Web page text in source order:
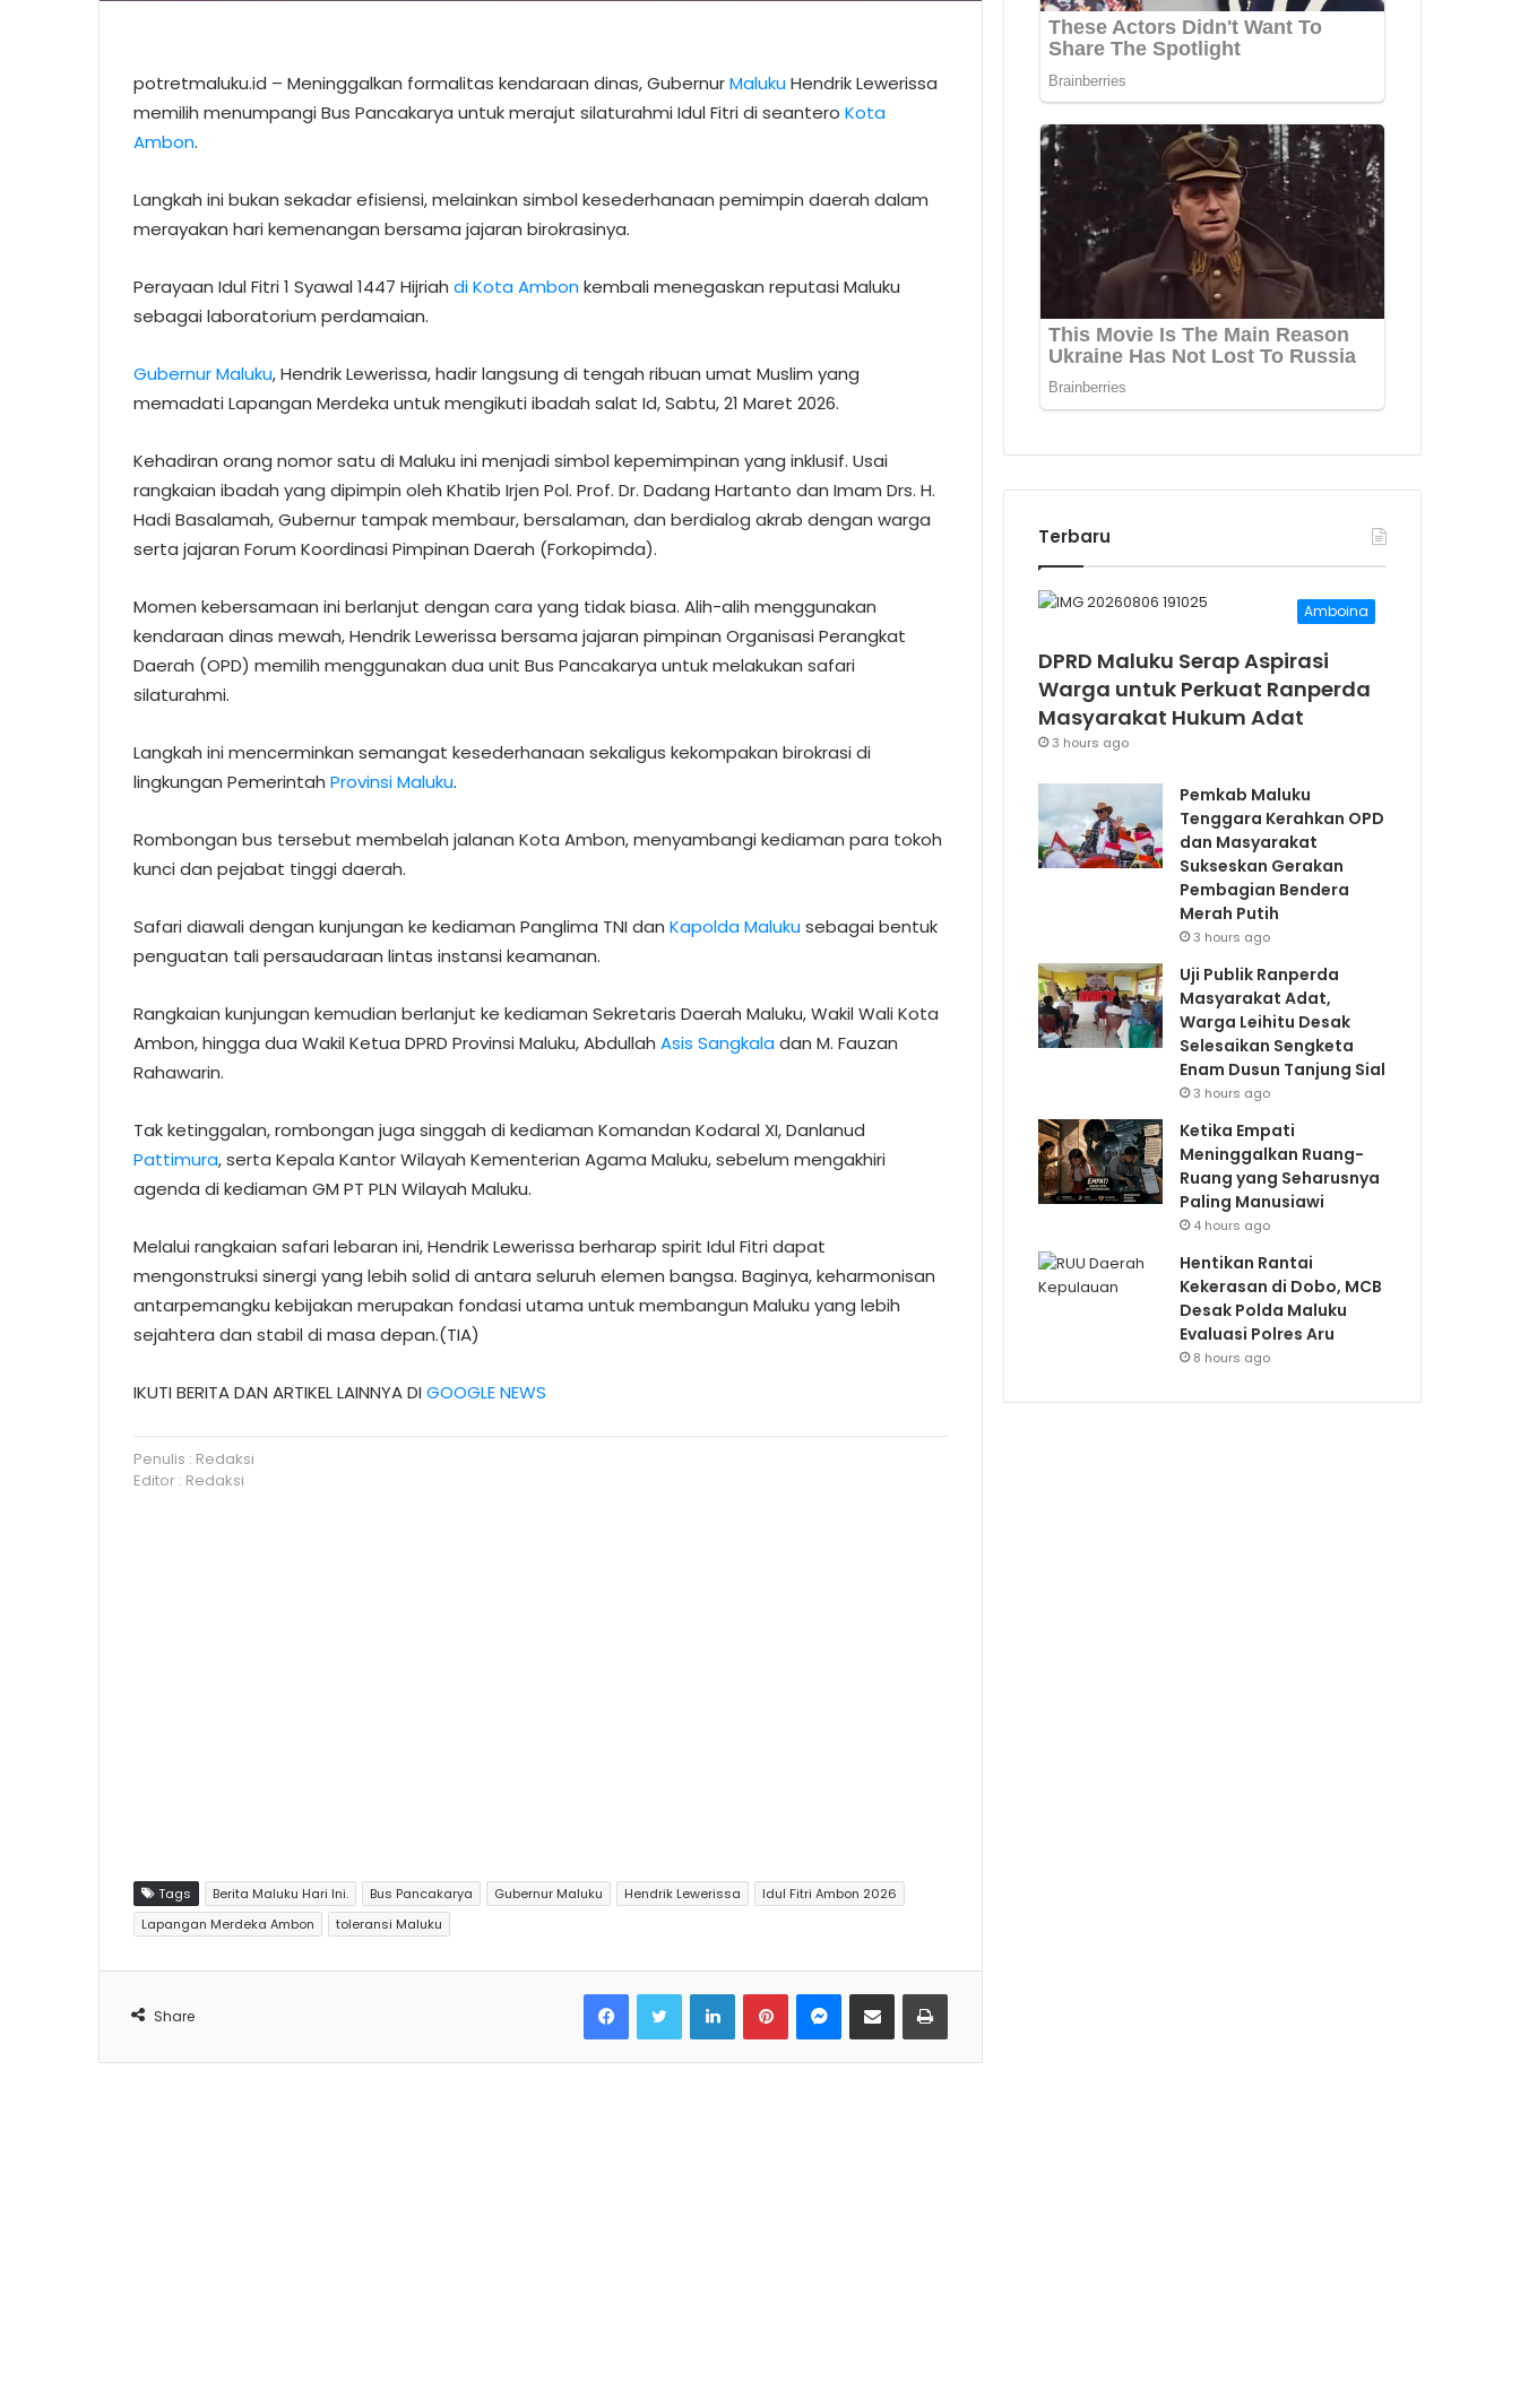
potretmaluku.id – Meninggalkan formalitas kendaraan dinas, GubernurMalukuHendrik Lewerissa
memilih menumpangi Bus Pancakarya untuk merajut silaturahmi Idul Fitri di seantero Kota
Ambon.
Langkah ini bukan sekadar efisiensi, melainkan simbol kesederhanaan pemimpin daerah dalam
merayakan hari kemenangan bersama jajaran birokrasinya.
Perayaan Idul Fitri 1 Syawal 1447 Hijriah di Kota Ambonkembali menegaskan reputasi Maluku
sebagai laboratorium perdamaian.
Gubernur Maluku, Hendrik Lewerissa, hadir langsung di tengah ribuan umat Muslim yang
memadati Lapangan Merdeka untuk mengikuti ibadah salat Id, Sabtu, 21 Maret 2026.
Kehadiran orang nomor satu di Maluku ini menjadi simbol kepemimpinan yang inklusif. Usai
rangkaian ibadah yang dipimpin oleh Khatib Irjen Pol. Prof. Dr. Dadang Hartanto dan Imam Drs. H.
Hadi Basalamah, Gubernur tampak membaur, bersalaman, dan berdialog akrab dengan warga
serta jajaran Forum Koordinasi Pimpinan Daerah (Forkopimda).
Momen kebersamaan ini berlanjut dengan cara yang tidak biasa. Alih-alih menggunakan
kendaraan dinas mewah, Hendrik Lewerissa bersama jajaran pimpinan Organisasi Perangkat
Daerah (OPD) memilih menggunakan dua unit Bus Pancakarya untuk melakukan safari
silaturahmi.
Langkah ini mencerminkan semangat kesederhanaan sekaligus kekompakan birokrasi di
lingkungan Pemerintah Provinsi Maluku.
Rombongan bus tersebut membelah jalanan Kota Ambon, menyambangi kediaman para tokoh
kunci dan pejabat tinggi daerah.
Safari diawali dengan kunjungan ke kediaman Panglima TNI dan Kapolda Malukusebagai bentuk
penguatan tali persaudaraan lintas instansi keamanan.
Rangkaian kunjungan kemudian berlanjut ke kediaman Sekretaris Daerah Maluku, Wakil Wali Kota
Ambon, hingga dua Wakil Ketua DPRD Provinsi Maluku, Abdullah Asis Sangkaladan M. Fauzan
Rahawarin.
Tak ketinggalan, rombongan juga singgah di kediaman Komandan Kodaral XI, Danlanud
Pattimura, serta Kepala Kantor Wilayah Kementerian Agama Maluku, sebelum mengakhiri
agenda di kediaman GM PT PLN Wilayah Maluku.
Melalui rangkaian safari lebaran ini, Hendrik Lewerissa berharap spirit Idul Fitri dapat
mengonstruksi sinergi yang lebih solid di antara seluruh elemen bangsa. Baginya, keharmonisan
antarpemangku kebijakan merupakan fondasi utama untuk membangun Maluku yang lebih
sejahtera dan stabil di masa depan.(TIA)
IKUTI BERITA DAN ARTIKEL LAINNYA DIGOOGLE NEWS
Penulis : Redaksi
Editor : Redaksi
Tags Berita Maluku Hari Ini. Bus Pancakarya Gubernur Maluku Hendrik Lewerissa
Idul Fitri Ambon 2026
Lapangan Merdeka Ambon
toleransi Maluku
Share
LinkedIn
Terbaru
Amboina
DPRD Maluku Serap Aspirasi
Warga untuk Perkuat Ranperda
Masyarakat Hukum Adat
3 hours ago
Pemkab Maluku
Tenggara Kerahkan OPD
dan Masyarakat
Sukseskan Gerakan
Pembagian Bendera
Merah Putih
3 hours ago
Uji Publik Ranperda
Masyarakat Adat,
Warga Leihitu Desak
Selesaikan Sengketa
Enam Dusun Tanjung Sial
3 hours ago
Ketika Empati
Meninggalkan Ruang-
Ruang yang Seharusnya
Paling Manusiawi
4 hours ago
Hentikan Rantai
Kekerasan di Dobo, MCB
Desak Polda Maluku
Evaluasi Polres Aru
8 hours ago